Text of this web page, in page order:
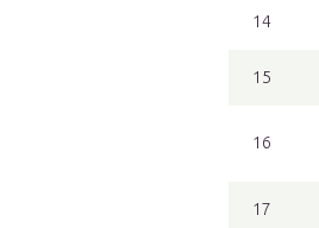
14
15
16
17